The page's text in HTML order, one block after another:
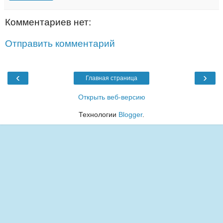
Комментариев нет:
Отправить комментарий
‹ ›
Главная страница
Открыть веб-версию
Технологии Blogger.